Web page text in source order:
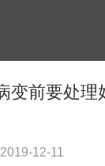
变前要处理
2019-12-11